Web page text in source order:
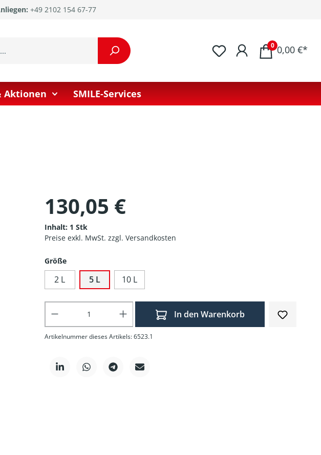
+49 2102 154 67-77
0 0,00 €*
Aktionen SMILE-Services
130,05 €
Inhalt: 1 Stk
Preise exkl. MwSt. zzgl. Versandkosten
Größe
2 L 5 L 10 L
Produkt Anzahl: Gib den gewünschten Wert
In den Warenkorb
Artikelnummer dieses Artikels: 6523.1